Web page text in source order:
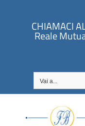
contenutoCHIAMACI
Reale
Vai a...